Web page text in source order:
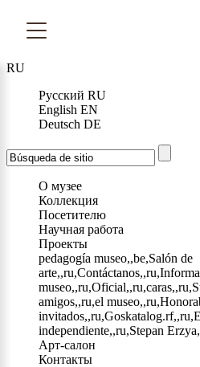
RU
Русский RU
English EN
Deutsch DE
О музее
Коллекция
Посетителю
Научная работа
Проекты
pedagogía museo,,be,Salón de
amigos,,ru,el
independiente,,ru,Stepan
Арт-салон
Контакты